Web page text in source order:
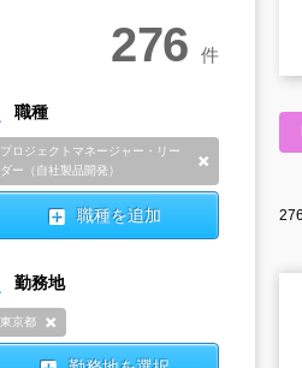
276
276 件
職種
プロジェクトマネージャー・リー
ダー（自社製品開発）
職種を追加
勤務地
東京都